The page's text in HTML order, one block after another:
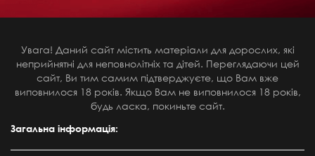
Увага! Даний сайт містить матеріали для дорослих, які
неприйнятні для неповнолітніх та дітей. Переглядаючи цей
сайт, Ви тим самим підтверджуєте, що Вам вже
виповнилося 18 років. Якщо Вам не виповнилося 18 років,
будь ласка, покиньте сайт.
Загальна інформація: